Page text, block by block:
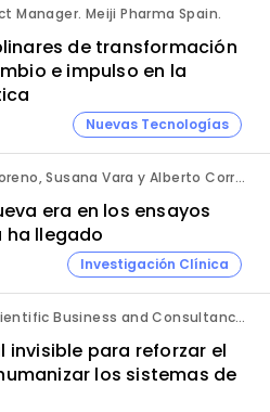
Manager. Meiji Pharma Spain.
de transformación
e impulso en la
Nuevas Tecnologías
Belén Alonso, Ana Moreno, Susana Vara y Alberto Corral. Apices.
era en los ensayos
ha llegado
Investigación Clínica
Marta Cervantes. Scientific Business and Consultancy. Punta Alta.
para reforzar el
los sistemas de